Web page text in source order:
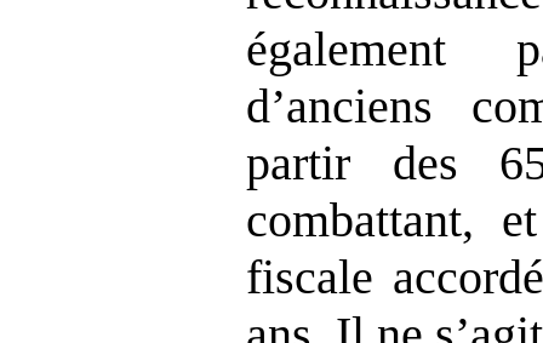
également
d’anciens
partir des
combattant,
fiscale